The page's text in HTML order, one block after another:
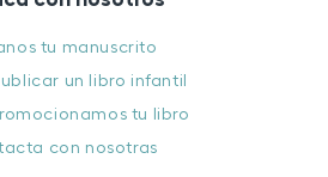
tu manuscrito
un libro infantil
tu libro
con nosotras